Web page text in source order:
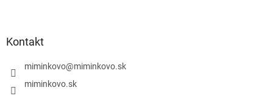
Kontakt
miminkovo@miminkovo.sk
miminkovo.sk